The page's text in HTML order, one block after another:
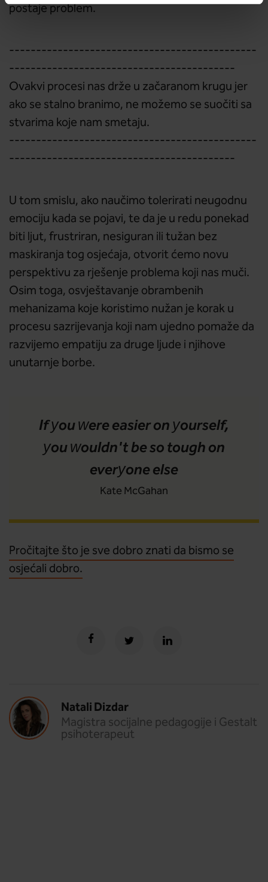
postaje problem.
----------------------------------------------
------------------------------------------
Ovakvi procesi nas drže u začaranom krugu jer
ako se stalno branimo, ne možemo se suočiti sa
stvarima koje nam smetaju.
----------------------------------------------
------------------------------------------
U tom smislu, ako naučimo tolerirati neugodnu
emociju kada se pojavi, te da je u redu ponekad
biti ljut, frustriran, nesiguran ili tužan bez
maskiranja tog osjećaja, otvorit ćemo novu
perspektivu za rješenje problema koji nas muči.
Osim toga, osvještavanje obrambenih
mehanizama koje koristimo nužan je korak u
procesu sazrijevanja koji nam ujedno pomaže da
razvijemo empatiju za druge ljude i njihove
unutarnje borbe.
If you were easier on yourself,
you wouldn't be so tough on
everyone else
Kate McGahan
Pročitajte što je sve dobro znati da bismo se
osjećali dobro.
Natali Dizdar
Magistra socijalne pedagogije i Gestalt
psihoterapeut